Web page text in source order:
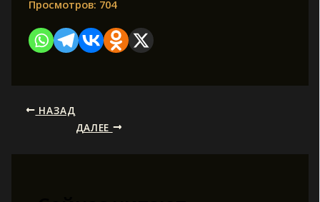
Просмотров: 704
НАЗАД
ДАЛЕЕ